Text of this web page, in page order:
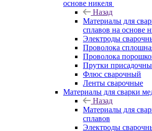
основе никеля
Назад
Материалы для
сплавов на основе
Электроды
Проволока
Проволока
Прутки
Флюс сварочный
Ленты сварочные
Материалы для сварки
Назад
Материалы для
сплавов
Электроды